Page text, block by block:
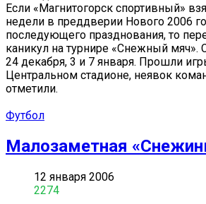
Если «Магнитогорск спортивный»
недели в преддверии Нового 2006
последующего празднования, то
каникул на турнире «Снежный мяч».
24 декабря, 3 и 7 января. Прошли
Центральном стадионе, неявок
отметили.
Футбол
Малозаметная
12 января 2006
2274